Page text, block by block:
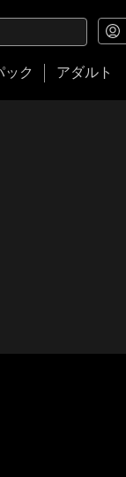
ック アダルト